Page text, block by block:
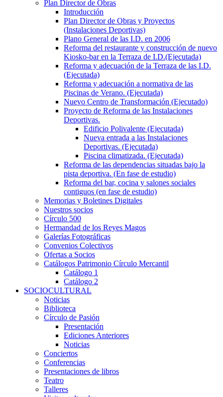
Plan Director de Obras
Introducción
Plan Director de Obras y Proyectos
(Instalaciones Deportivas)
Plano General de las I.D. en 2006
Reforma del restaurante y construcción de nuevo
Kiosko-bar en la Terraza de I.D.(Ejecutada)
Reforma y adecuación de la Terraza de las I.D.
(Ejecutada)
Reforma y adecuación a normativa de las
Piscinas de Verano. (Ejecutada)
Nuevo Centro de Transformación (Ejecutado)
Proyecto de Reforma de las Instalaciones
Deportivas.
Edificio Polivalente (Ejecutada)
Nueva entrada a las Instalaciones
Deportivas. (Ejecutada)
Piscina climatizada. (Ejecutada)
Reforma de las dependencias situadas bajo la
pista deportiva. (En fase de estudio)
Reforma del bar, cocina y salones sociales
contiguos (en fase de estudio)
Memorias y Boletines Digitales
Nuestros socios
Círculo 500
Hermandad de los Reyes Magos
Galerías Fotográficas
Convenios Colectivos
Ofertas a Socios
Catálogos Patrimonio Círculo Mercantil
Catálogo 1
Catálogo 2
SOCIOCULTURAL
Noticias
Biblioteca
Círculo de Pasión
Presentación
Ediciones Anteriores
Noticias
Conciertos
Conferencias
Presentaciones de libros
Teatro
Talleres